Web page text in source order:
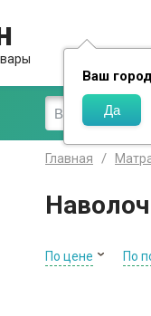
Ваш город
Главная
По цене По